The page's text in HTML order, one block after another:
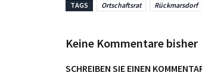
TAGS Ortschaftsrat Rückmarsdorf
Keine Kommentare bisher
SCHREIBEN SIE EINEN